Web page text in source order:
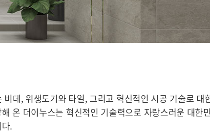
데, 위생도기와 타일, 그리고 혁신적인 시공 기술로 대
온 더이누스는 혁신적인 기술력으로 자랑스러운 대한
.